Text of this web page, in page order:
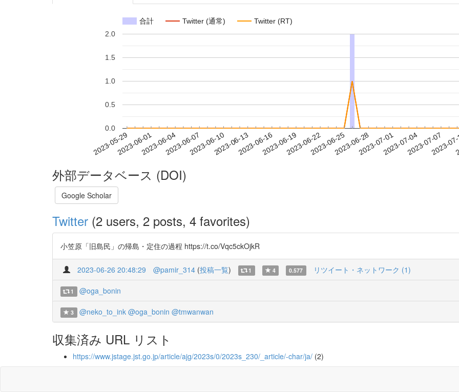
合計 Twitter (通常) Twitter (RT)
2023-05-292023-06-012023-06-042023-06-072023-06-102023-06-132023-06-162023-06-192023-06-222023-06-252023-06-282023-07-012023-07-042023-07-07
2023-
0.0
0.5
1.0
1.5
2.0
外部データベース (DOI)
Google Scholar
Twitter (2 users, 2 posts, 4 favorites)
小笠原「旧島民」の帰島・定住の過程 https://t.co/Vqc5ckOjkR
2023-06-26 20:48:29 @pamir_314 (投稿一覧) 1 4 0.577 リツイート・ネットワーク (1)
1 @oga_bonin
3 @neko_to_ink @oga_bonin @tmwanwan
収集済み URL リスト
https://www.jstage.jst.go.jp/article/ajg/2023s/0/2023s_230/_article/-char/ja/ (2)